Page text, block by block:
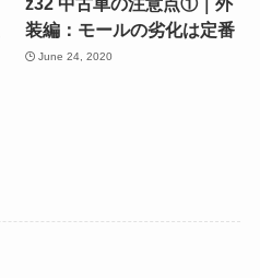
装編：モールの劣化は定番
June 24, 2020